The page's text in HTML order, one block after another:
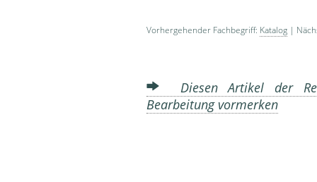
Vorhergehender Fachbegriff: Katalog |
Diesen Artikel der
Bearbeitung vormerken